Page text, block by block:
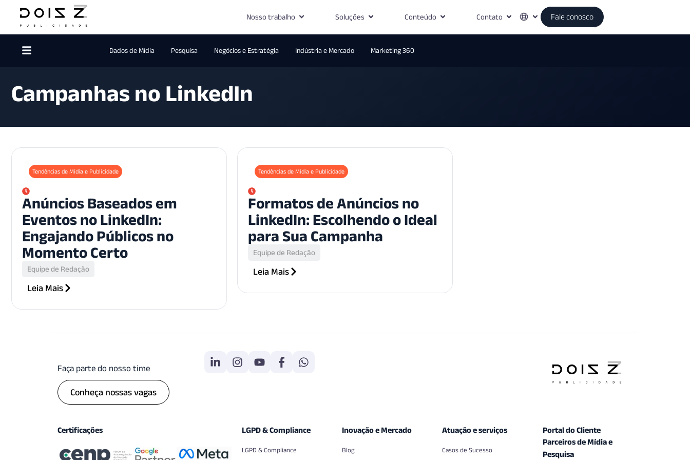
Nosso trabalho Soluções Conteúdo Contato Fale conosco
Dados de Mídia Pesquisa Negócios e Estratégia Indústria e Mercado Marketing 360
Campanhas no LinkedIn
Tendências de Mídia e Publicidade
Anúncios Baseados em
Eventos no LinkedIn:
Engajando Públicos no
Momento Certo
Equipe de Redação
Leia Mais
Tendências de Mídia e Publicidade
Formatos de Anúncios no
LinkedIn: Escolhendo o Ideal
para Sua Campanha
Equipe de Redação
Leia Mais
Faça parte do nosso time
Conheça nossas vagas
Certificações LGPD & Compliance
LGPD & Compliance
Inovação e Mercado
Blog
Atuação e serviços
Casos de Sucesso
Portal do Cliente
Parceiros de Mídia e
Pesquisa